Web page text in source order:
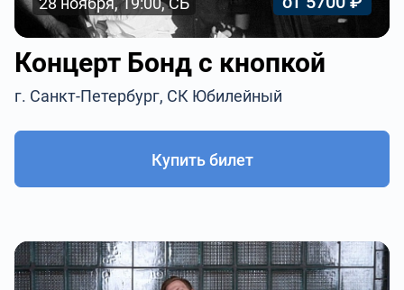
Концерт Бонд с кнопкой
г. Санкт-Петербург, СК Юбилейный
Купить билет